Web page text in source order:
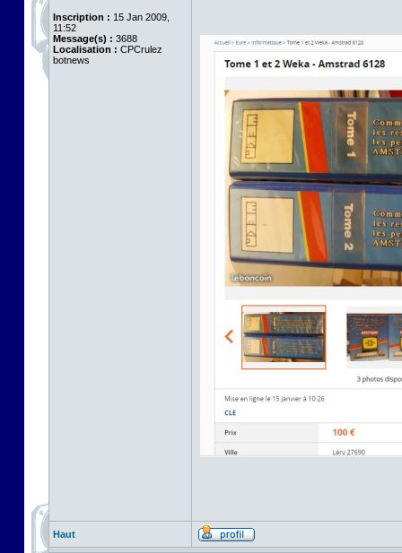
Inscription : 15 Jan 2009,
11:52
Message(s) : 3688
Localisation : CPCrulez
botnews
Haut